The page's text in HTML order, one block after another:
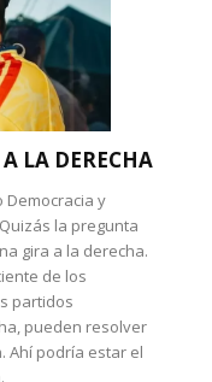
LA DERECHA
Democracia y
la pregunta
gira a la derecha.
de los
partidos
pueden resolver
Ahí podría estar el